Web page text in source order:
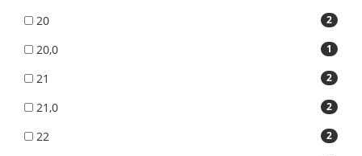
2
20
1
20,0
2
21
2
21,0
2
22